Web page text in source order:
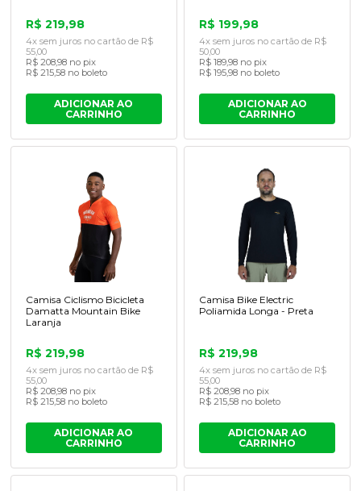
R$ 219,98
4x sem juros no cartão de R$
55,00
R$ 208,98 no pix
R$ 215,58 no boleto
ADICIONAR AO
CARRINHO
R$ 199,98
4x sem juros no cartão de R$
50,00
R$ 189,98 no pix
R$ 195,98 no boleto
ADICIONAR AO
CARRINHO
Camisa Ciclismo Bicicleta
Damatta Mountain Bike
Laranja
R$ 219,98
4x sem juros no cartão de R$
55,00
R$ 208,98 no pix
R$ 215,58 no boleto
ADICIONAR AO
CARRINHO
Camisa Bike Electric
Poliamida Longa - Preta
R$ 219,98
4x sem juros no cartão de R$
55,00
R$ 208,98 no pix
R$ 215,58 no boleto
ADICIONAR AO
CARRINHO